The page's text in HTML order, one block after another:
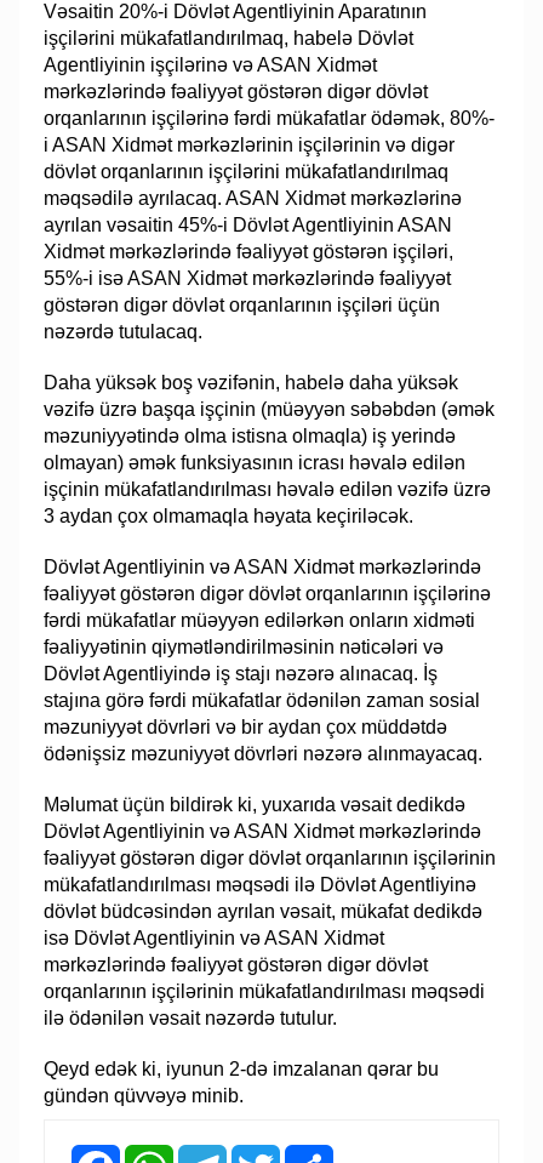
Vəsaitin 20%-i Dövlət Agentliyinin Aparatının
işçilərini mükafatlandırılmaq, habelə Dövlət
Agentliyinin işçilərinə və ASAN Xidmət
mərkəzlərində fəaliyyət göstərən digər dövlət
orqanlarının işçilərinə fərdi mükafatlar ödəmək, 80%-
i ASAN Xidmət mərkəzlərinin işçilərinin və digər
dövlət orqanlarının işçilərini mükafatlandırılmaq
məqsədilə ayrılacaq. ASAN Xidmət mərkəzlərinə
ayrılan vəsaitin 45%-i Dövlət Agentliyinin ASAN
Xidmət mərkəzlərində fəaliyyət göstərən işçiləri,
55%-i isə ASAN Xidmət mərkəzlərində fəaliyyət
göstərən digər dövlət orqanlarının işçiləri üçün
nəzərdə tutulacaq.
Daha yüksək boş vəzifənin, habelə daha yüksək
vəzifə üzrə başqa işçinin (müəyyən səbəbdən (əmək
məzuniyyətində olma istisna olmaqla) iş yerində
olmayan) əmək funksiyasının icrası həvalə edilən
işçinin mükafatlandırılması həvalə edilən vəzifə üzrə
3 aydan çox olmamaqla həyata keçiriləcək.
Dövlət Agentliyinin və ASAN Xidmət mərkəzlərində
fəaliyyət göstərən digər dövlət orqanlarının işçilərinə
fərdi mükafatlar müəyyən edilərkən onların xidməti
fəaliyyətinin qiymətləndirilməsinin nəticələri və
Dövlət Agentliyində iş stajı nəzərə alınacaq. İş
stajına görə fərdi mükafatlar ödənilən zaman sosial
məzuniyyət dövrləri və bir aydan çox müddətdə
ödənişsiz məzuniyyət dövrləri nəzərə alınmayacaq.
Məlumat üçün bildirək ki, yuxarıda vəsait dedikdə
Dövlət Agentliyinin və ASAN Xidmət mərkəzlərində
fəaliyyət göstərən digər dövlət orqanlarının işçilərinin
mükafatlandırılması məqsədi ilə Dövlət Agentliyinə
dövlət büdcəsindən ayrılan vəsait, mükafat dedikdə
isə Dövlət Agentliyinin və ASAN Xidmət
mərkəzlərində fəaliyyət göstərən digər dövlət
orqanlarının işçilərinin mükafatlandırılması məqsədi
ilə ödənilən vəsait nəzərdə tutulur.
Qeyd edək ki, iyunun 2-də imzalanan qərar bu
gündən qüvvəyə minib.
FacebookWhatsAppTelegramTwitter